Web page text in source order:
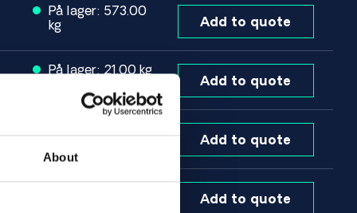
About
På lager: 573.00
kg
Add to quote
På lager: 21.00 kg
Add to quote
Add to quote
Add to quote